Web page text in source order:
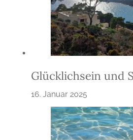
Glücklichsein und
16. Januar 2025